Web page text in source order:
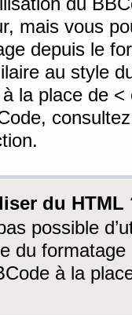
mais vous
depuis le
au style
la place de <
du HTML
possible
du
à la